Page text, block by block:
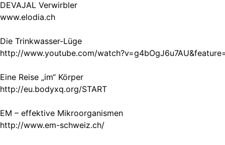
DEVAJAL Verwirbler
www.elodia.ch
Die Trinkwasser-Lüge
http://www.youtube.com/
Eine Reise „im“ Körper
http://eu.bodyxq.org/START
EM – effektive Mikroorganismen
http://www.em-schweiz.ch/